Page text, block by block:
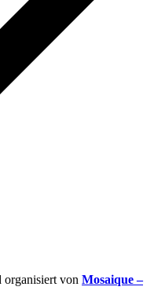
von Mosaique –